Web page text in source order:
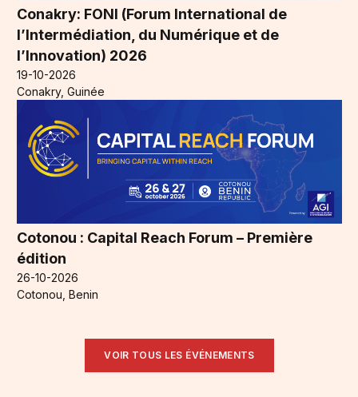
Conakry: FONI (Forum International de
l’Intermédiation, du Numérique et de
l’Innovation) 2026
19-10-2026
Conakry, Guinée
Cotonou : Capital Reach Forum – Première
édition
26-10-2026
Cotonou, Benin
VOIR TOUS LES ÉVÉNEMENTS